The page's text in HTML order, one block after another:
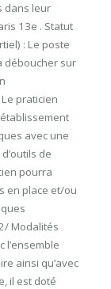
dans leur
13e . Statut
: Le poste
déboucher sur
praticien
avec une
de
pourra
en place et/ou
Modalités
l’ensemble
ainsi qu’avec
il est doté